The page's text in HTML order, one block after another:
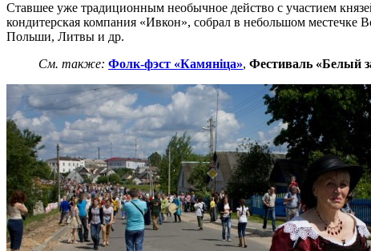
Ставшее уже традиционным необычное действо с участием
кондитерская компания «Ивкон», собрал в небольшом местечке
Польши, Литвы и др.
См. также: Фолк-фэст «Камяніца», Фестиваль «Белый